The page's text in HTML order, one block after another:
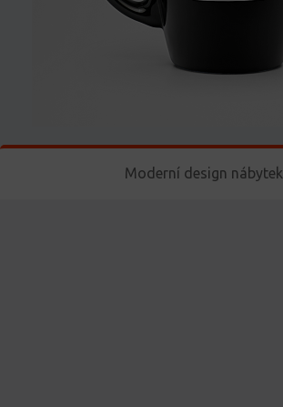
Moderní design nábytek